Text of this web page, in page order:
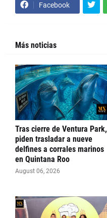
Facebook
Más noticias
Tras cierre de Ventura Park,
piden trasladar a nueve
delfines a corrales marinos
en Quintana Roo
August 06, 2026